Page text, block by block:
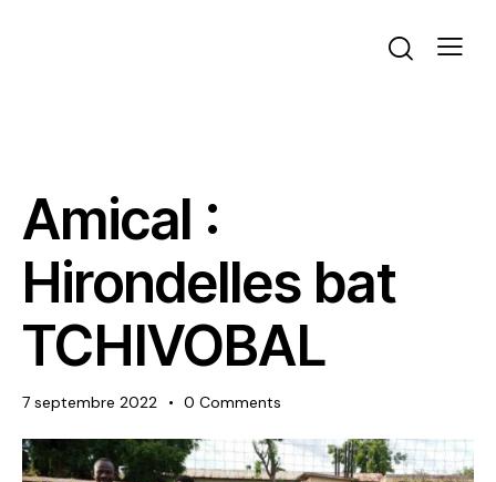
Amical :
Hirondelles bat
TCHIVOBAL
7 septembre 2022 0 Comments